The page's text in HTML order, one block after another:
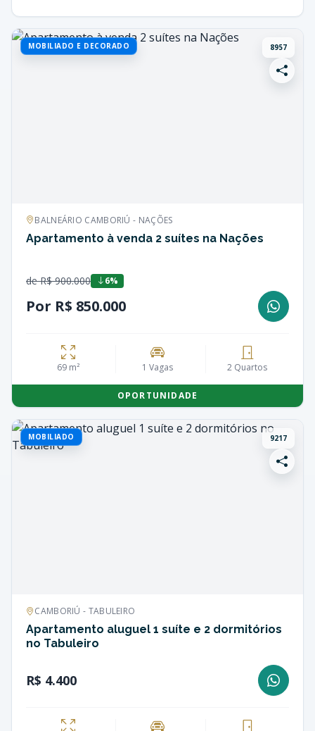
MOBILIADO E DECORADO 8957
BALNEÁRIO CAMBORIÚ - NAÇÕES
Apartamento à venda 2 suítes na Nações
de R$ 900.000 6%
Por R$ 850.000
69 m² 1 Vagas 2 Quartos
OPORTUNIDADE
MOBILIADO 9217
CAMBORIÚ - TABULEIRO
Apartamento aluguel 1 suíte e 2 dormitórios
no Tabuleiro
R$ 4.400